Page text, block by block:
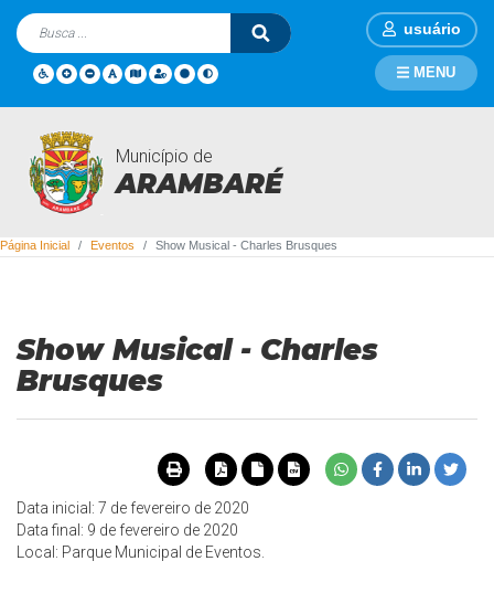
usuário
Município de
ARAMBARÉ
MENU
Eventos
Página Inicial Eventos Show Musical - Charles Brusques
Show Musical - Charles
Brusques
Data inicial: 7 de fevereiro de 2020
Data final: 9 de fevereiro de 2020
Local: Parque Municipal de Eventos.